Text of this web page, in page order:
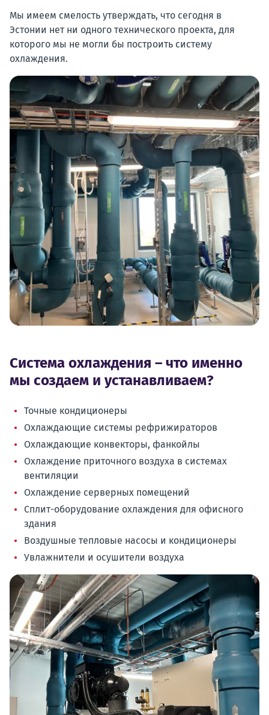
Мы имеем смелость утверждать, что сегодня в
Эстонии нет ни одного технического проекта, для
которого мы не могли бы построить систему
охлаждения.
Система охлаждения – что именно
мы создаем и устанавливаем?
Точные кондиционеры
Охлаждающие системы рефрижираторов
Охлаждающие конвекторы, фанкойлы
Охлаждение приточного воздуха в системах
вентиляции
Охлаждение серверных помещений
Сплит-оборудование охлаждения для офисного
здания
Воздушные тепловые насосы и кондиционеры
Увлажнители и осушители воздуха